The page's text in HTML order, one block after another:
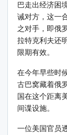
巴走出经济困
诫对方，这一
之对手，即俄
拉特克利夫还
限期有效。
在今年早些时
古巴窝藏着俄
国在这个距离
间谍设施。
一位美国官员